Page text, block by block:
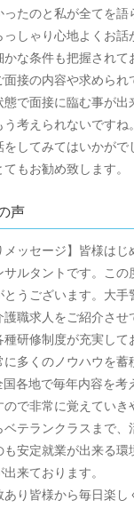
ったのと私が全てを語
しゃり心地よくお話
な条件も把握されて
接の内容や求められ
で面接に臨む事が出
考えられないですね
してみてはいかがで
もお勧め致します。
声
メッセージ】皆様はじ
サルタントです。この
うございます。大手
職求人をご紹介させ
研修制度が充実して
多くのノウハウを蓄
各地で毎年内容を考
で非常に覚えていき
テランクラスまで、
安定就業が出来る環
来ております。
り皆様から毎日楽し